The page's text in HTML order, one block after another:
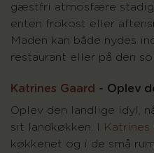
gæstfri atmosfære
enten frokost eller
Maden kan både nydes
restaurant eller på den
Katrines Gaard - Oplev
Oplev den landlige idyl,
sit landkøkken. I
Katrines
køkkenet og i de små